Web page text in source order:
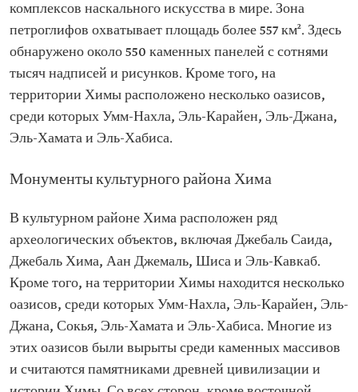
комплексов наскального искусства в мире. Зона
петроглифов охватывает площадь более 557 км². Здесь
обнаружено около 550 каменных панелей с сотнями
тысяч надписей и рисунков. Кроме того, на
территории Химы расположено несколько оазисов,
среди которых Умм-Нахла, Эль-Карайен, Эль-Джана,
Эль-Хамата и Эль-Хабиса.
Монументы культурного района Хима
В культурном районе Хима расположен ряд
археологических объектов, включая Джебаль Саида,
Джебаль Хима, Аан Джемаль, Шиса и Эль-Кавкаб.
Кроме того, на территории Химы находится несколько
оазисов, среди которых Умм-Нахла, Эль-Карайен, Эль-
Джана, Сокья, Эль-Хамата и Эль-Хабиса. Многие из
этих оазисов были вырыты среди каменных массивов
и считаются памятниками древней цивилизации и